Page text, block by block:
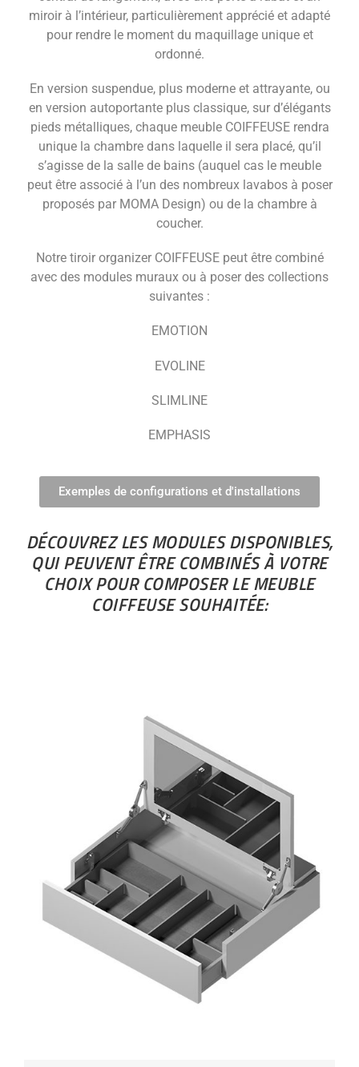
miroir à l’intérieur, particulièrement apprécié et adapté
pour rendre le moment du maquillage unique et
ordonné.
En version suspendue, plus moderne et attrayante, ou
en version autoportante plus classique, sur d’élégants
pieds métalliques, chaque meuble COIFFEUSE rendra
unique la chambre dans laquelle il sera placé, qu’il
s’agisse de la salle de bains (auquel cas le meuble
peut être associé à l’un des nombreux lavabos à poser
proposés par MOMA Design) ou de la chambre à
coucher.
Notre tiroir organizer COIFFEUSE peut être combiné
avec des modules muraux ou à poser des collections
suivantes :
EMOTION
EVOLINE
SLIMLINE
EMPHASIS
Exemples de configurations et d'installations
DÉCOUVREZ LES MODULES DISPONIBLES,
QUI PEUVENT ÊTRE COMBINÉS À VOTRE
CHOIX POUR COMPOSER LE MEUBLE
COIFFEUSE SOUHAITÉE: